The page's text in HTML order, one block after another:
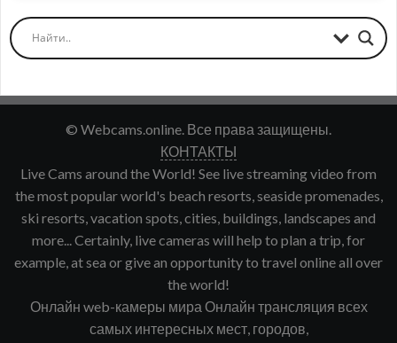
© Webcams.online. Все права защищены.
КОНТАКТЫ
Live Cams around the World! See live streaming video from
the most popular world's beach resorts, seaside promenades,
ski resorts, vacation spots, cities, buildings, landscapes and
more... Certainly, live cameras will help to plan a trip, for
example, at sea or give an opportunity to travel online all over
the world!
Онлайн web-камеры мира Онлайн трансляция всех
самых интересных мест, городов,